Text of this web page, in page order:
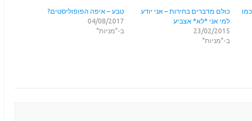
כולם מדברים בחירות – אני יודע
למי אני *לא* אצביע
23/02/2015
ב-"מניות"
טבע – איפה הפופוליסטים?
04/08/2017
ב-"מניות"